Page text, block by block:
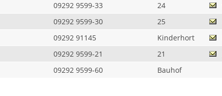
09292 9599-33 24
09292 9599-30 25
09292 91145 Kinderhort
09292 9599-21 21
09292 9599-60 Bauhof